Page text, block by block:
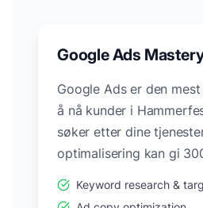
Google Ads
Google Ads er den
å nå kunder i
søker etter dine
optimalisering kan gi
Keyword research &